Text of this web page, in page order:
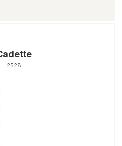
2528